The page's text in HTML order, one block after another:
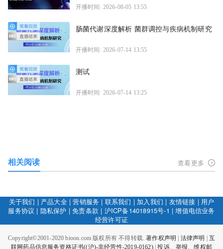
开播时间: 2026-08-05 13:55
肠菌代谢深度解析 菌群调控与疾病机制研究
开播时间: 2026-07-14 13:55
测试
开播时间: 2026-07-14 13:25
相关阅读 查看更多
关于我们 | 产品大全|营销服务 | 联系我们 | 加入我们 | 友情链接 | 用户
服务协议 | 隐私保护 |免责条款 | 沪ICP备14018915号-1 |增值电信业务
经营许可证
Copyright©2001-2020 bioon.com 版权所有 不得转载.著作权声明 法律声明
互
联网药品信息服务资格证书((沪)-非经营性-2019-0162)|投诉、举报、维权邮